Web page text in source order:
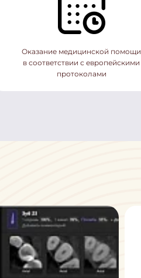
Оказание медицинской помощи
в соответствии с европейскими
протоколами